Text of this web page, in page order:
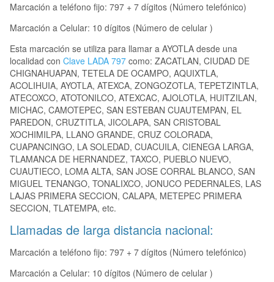
Marcación a teléfono fijo: 797 + 7 dígitos (Número telefónico)
Marcación a Celular: 10 dígitos (Número de celular )
Esta marcación se utiliza para llamar a AYOTLA desde una
localidad con Clave LADA 797 como: ZACATLAN, CIUDAD DE
CHIGNAHUAPAN, TETELA DE OCAMPO, AQUIXTLA,
ACOLIHUIA, AYOTLA, ATEXCA, ZONGOZOTLA, TEPETZINTLA,
ATECOXCO, ATOTONILCO, ATEXCAC, AJOLOTLA, HUITZILAN,
MICHAC, CAMOTEPEC, SAN ESTEBAN CUAUTEMPAN, EL
PAREDON, CRUZTITLA, JICOLAPA, SAN CRISTOBAL
XOCHIMILPA, LLANO GRANDE, CRUZ COLORADA,
CUAPANCINGO, LA SOLEDAD, CUACUILA, CIENEGA LARGA,
TLAMANCA DE HERNANDEZ, TAXCO, PUEBLO NUEVO,
CUAUTIECO, LOMA ALTA, SAN JOSE CORRAL BLANCO, SAN
MIGUEL TENANGO, TONALIXCO, JONUCO PEDERNALES, LAS
LAJAS PRIMERA SECCION, CALAPA, METEPEC PRIMERA
SECCION, TLATEMPA, etc.
Llamadas de larga distancia nacional:
Marcación a teléfono fijo: 797 + 7 dígitos (Número telefónico)
Marcación a Celular: 10 dígitos (Número de celular )